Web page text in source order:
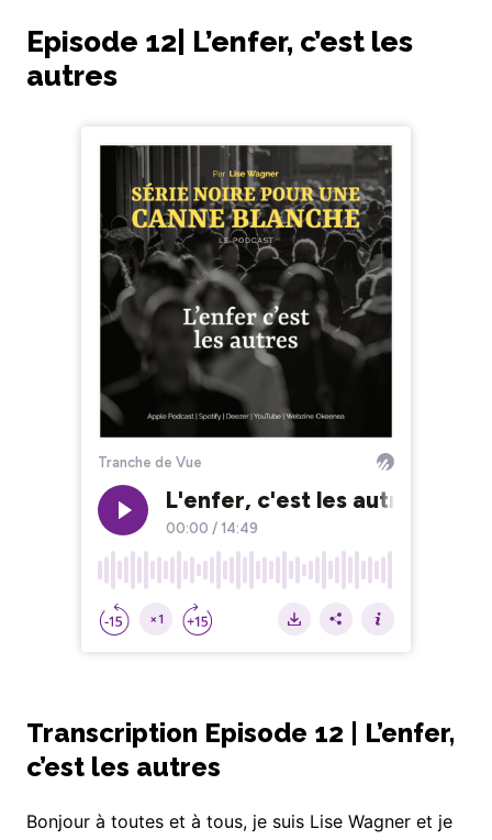
Episode 12| L’enfer, c’est les
autres
Transcription Episode 12 | L’enfer,
c’est les autres
Bonjour à toutes et à tous, je suis Lise Wagner et je